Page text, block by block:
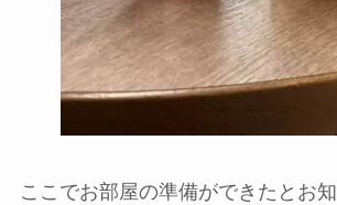
ここでお部屋の準備ができたとお